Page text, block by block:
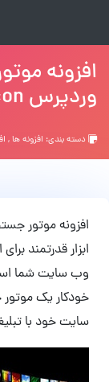
افزونه
وردپرس Vidopticon نسخه 1.0.4
دسته بندی: افزونه ها,
ابزار قدرتمند
وب سایت شما
خودکار یک
سایت خود با